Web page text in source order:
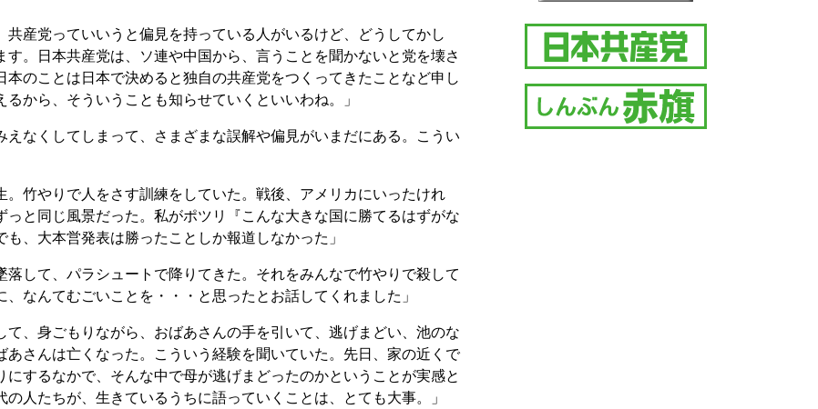
産党っていいうと偏見を持っている人がいるけど、どうしてかし
。日本共産党は、ソ連や中国から、言うことを聞かないと党を壊さ
のことは日本で決めると独自の共産党をつくってきたことなど申し
から、そういうことも知らせていくといいわね。」
なくしてしまって、さまざまな誤解や偏見がいまだにある。こうい
竹やりで人をさす訓練をしていた。戦後、アメリカにいったけれ
と同じ風景だった。私がポツリ『こんな大きな国に勝てるはずがな
、大本営発表は勝ったことしか報道しなかった」
して、パラシュートで降りてきた。それをみんなで竹やりで殺して
なんてむごいことを・・・と思ったとお話してくれました」
、身ごもりながら、おばあさんの手を引いて、逃げまどい、池のな
さんは亡くなった。こういう経験を聞いていた。先日、家の近くで
するなかで、そんな中で母が逃げまどったのかということが実感と
人たちが、生きているうちに語っていくことは、とても大事。」